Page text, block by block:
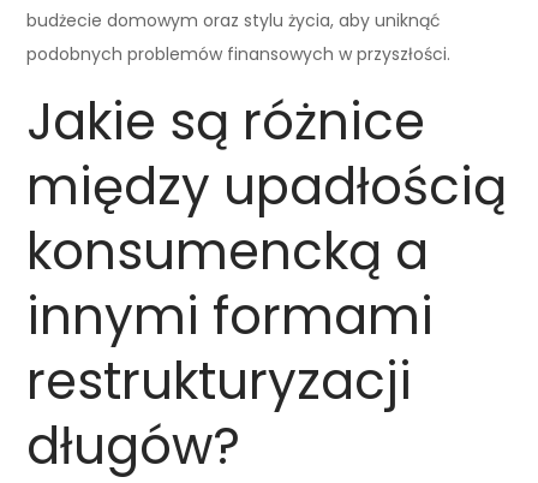
budżecie domowym oraz stylu życia, aby uniknąć
podobnych problemów finansowych w przyszłości.
Jakie są różnice
między upadłością
konsumencką a
innymi formami
restrukturyzacji
długów?